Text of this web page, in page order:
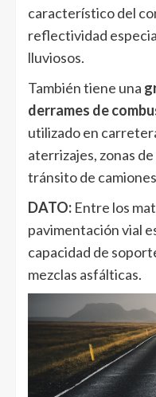
característico del
reflectividad
lluviosos.
También tiene una
derrames de
utilizado en
aterrizajes, zonas
tránsito de
DATO: Entre los
pavimentación vial
capacidad de
mezclas asfálticas.